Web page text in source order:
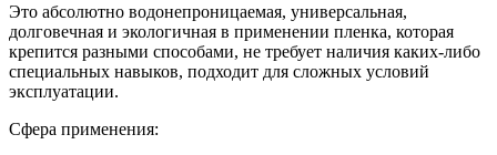
Это абсолютно водонепроницаемая, универсальная,
долговечная и экологичная в применении пленка, которая
крепится разными способами, не требует наличия каких-либо
специальных навыков, подходит для сложных условий
эксплуатации.
Сфера применения: